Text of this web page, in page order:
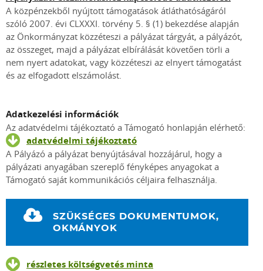
A közpénzekből nyújtott támogatások átláthatóságáról
szóló 2007. évi CLXXXI. törvény 5. § (1) bekezdése alapján
az Önkormányzat közzéteszi a pályázat tárgyát, a pályázót,
az összeget, majd a pályázat elbírálását követően törli a
nem nyert adatokat, vagy közzéteszi az elnyert támogatást
és az elfogadott elszámolást.
Adatkezelési információk
Az adatvédelmi tájékoztató a Támogató honlapján elérhető:
adatvédelmi tájékoztató
A Pályázó a pályázat benyújtásával hozzájárul, hogy a
pályázati anyagában szereplő fényképes anyagokat a
Támogató saját kommunikációs céljaira felhasználja.
SZÜKSÉGES DOKUMENTUMOK,
OKMÁNYOK
részletes költségvetés minta